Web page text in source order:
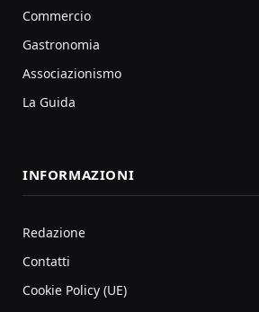
Commercio
Gastronomia
Associazionismo
La Guida
INFORMAZIONI
Redazione
Contatti
Cookie Policy (UE)